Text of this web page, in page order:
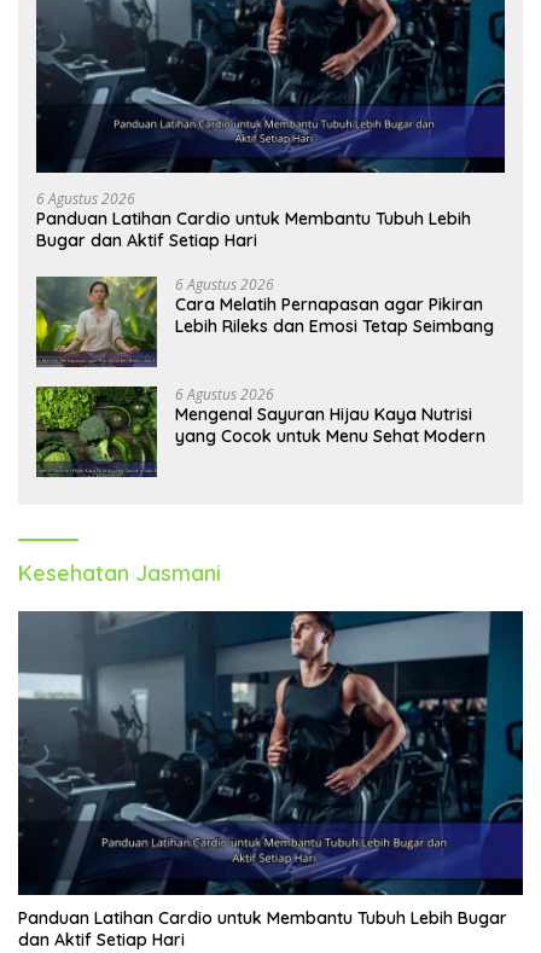
6 Agustus 2026
Panduan Latihan Cardio untuk Membantu Tubuh Lebih
Bugar dan Aktif Setiap Hari
6 Agustus 2026
Cara Melatih Pernapasan agar Pikiran
Lebih Rileks dan Emosi Tetap Seimbang
6 Agustus 2026
Mengenal Sayuran Hijau Kaya Nutrisi
yang Cocok untuk Menu Sehat Modern
Kesehatan Jasmani
Panduan Latihan Cardio untuk Membantu Tubuh Lebih Bugar
dan Aktif Setiap Hari